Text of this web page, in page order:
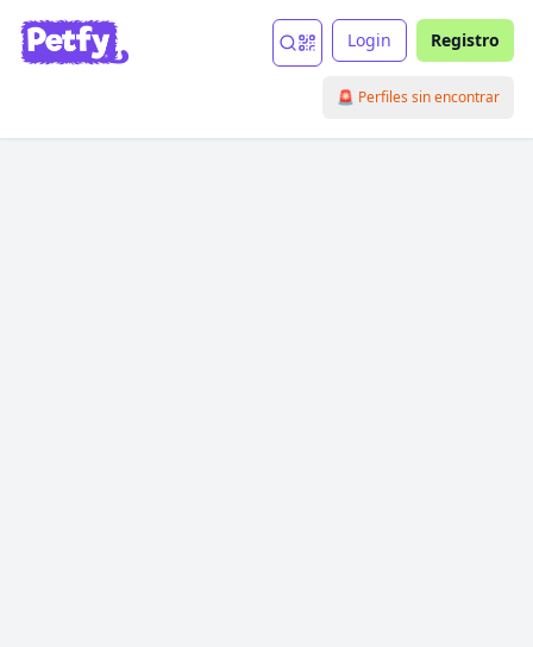
Login Registro
🚨 Perfiles sin encontrar